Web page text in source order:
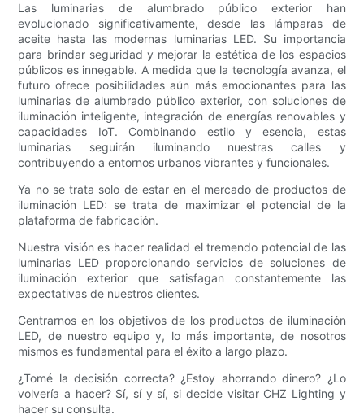
Las luminarias de alumbrado público exterior han
evolucionado significativamente, desde las lámparas de
aceite hasta las modernas luminarias LED. Su importancia
para brindar seguridad y mejorar la estética de los espacios
públicos es innegable. A medida que la tecnología avanza, el
futuro ofrece posibilidades aún más emocionantes para las
luminarias de alumbrado público exterior, con soluciones de
iluminación inteligente, integración de energías renovables y
capacidades IoT. Combinando estilo y esencia, estas
luminarias seguirán iluminando nuestras calles y
contribuyendo a entornos urbanos vibrantes y funcionales.
Ya no se trata solo de estar en el mercado de productos de
iluminación LED: se trata de maximizar el potencial de la
plataforma de fabricación.
Nuestra visión es hacer realidad el tremendo potencial de las
luminarias LED proporcionando servicios de soluciones de
iluminación exterior que satisfagan constantemente las
expectativas de nuestros clientes.
Centrarnos en los objetivos de los productos de iluminación
LED, de nuestro equipo y, lo más importante, de nosotros
mismos es fundamental para el éxito a largo plazo.
¿Tomé la decisión correcta? ¿Estoy ahorrando dinero? ¿Lo
volvería a hacer? Sí, sí y sí, si decide visitar CHZ Lighting y
hacer su consulta.